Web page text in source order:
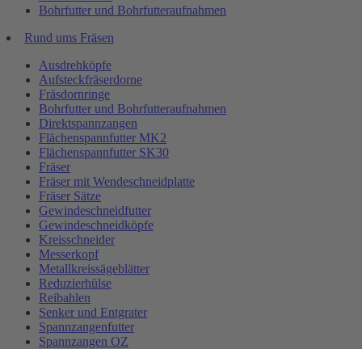
Bohrfutter und Bohrfutteraufnahmen
Rund ums Fräsen
Ausdrehköpfe
Aufsteckfräserdorne
Fräsdornringe
Bohrfutter und Bohrfutteraufnahmen
Direktspannzangen
Flächenspannfutter MK2
Flächenspannfutter SK30
Fräser
Fräser mit Wendeschneidplatte
Fräser Sätze
Gewindeschneidfutter
Gewindeschneidköpfe
Kreisschneider
Messerkopf
Metallkreissägeblätter
Reduzierhülse
Reibahlen
Senker und Entgrater
Spannzangenfutter
Spannzangen OZ